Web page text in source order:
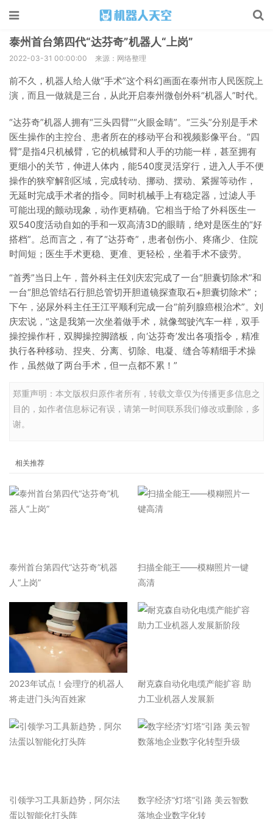
泰州首台第四代“达芬奇”机器人“上岗”
2022-03-31 00:00:00 来源：网络整理
前不久，机器人给人做“手术”这个科幻画面在泰州市人民医院上
演，而且一做就是三台，从此开启泰州微创外科“机器人”时代。
“达芬奇”机器人拥有“三头四臂”“火眼金睛”。“三头”分别是手术
医生操作的主控台、患者所在的移动平台和视频影像平台。“四
臂”是指4只机械臂，它的机械臂和人手的功能一样，甚至拥有
更细小的关节，伸进人体内，能540度灵活穿行，进入人手不便
操作的狭窄解剖区域，完成转动、挪动、摆动、紧握等动作，
无延时完成手术者的指令。同时机械手上有稳定器，过滤人手
可能出现的颤动现象，动作更精确。它相当于给了外科医生一
双540度活动自如的手和一双高清3D的眼睛，绝对是医生的“好
搭档”。总而言之，有了“达芬奇”，患者创伤小、疼痛少、住院
时间短；医生手术更稳、更准、更轻松，坐着手术不疲劳。
“首秀”当日上午，普外科主任刘庆宏完成了一台“胆囊切除术”和
一台“胆总管结石行胆总管切开胆道镜探查取石+胆囊切除术”；
下午，泌尿外科主任王江平顺利完成一台“前列腺癌根治术”。刘
庆宏说，“这是我第一次坐着做手术，就像驾驶汽车一样，双手
操控操作杆，双脚操控脚踏板，向‘达芬奇’发出各项指令，精准
执行各种移动、捏夹、分离、切除、电凝、缝合等精细手术操
作，虽然做了两台手术，但一点都不累！”
郑重声明：本文版权归原作者所有，转载文章仅为传播更多信息之
目的，如作者信息标记有误，请第一时间联系我们修改或删除，多
谢。
相关推荐
泰州首台第四代“达芬奇”机器
人“上岗”
扫描全能王——模糊照片一键
高清
2023年试点！会理疗的机器人
将走进门头沟百姓家
耐克森自动化电缆产能扩容 助
力工业机器人发展新
引领学习工具新趋势，阿尔法
蛋以智能化打头阵
数字经济“灯塔”引路 美云智数
落地企业数字化转